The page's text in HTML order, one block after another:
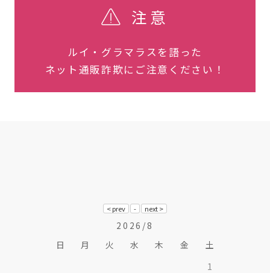
注意
ルイ・グラマラスを語った
ネット通販詐欺にご注意ください！
2026/8
日
月 火 水 木 金
土
1